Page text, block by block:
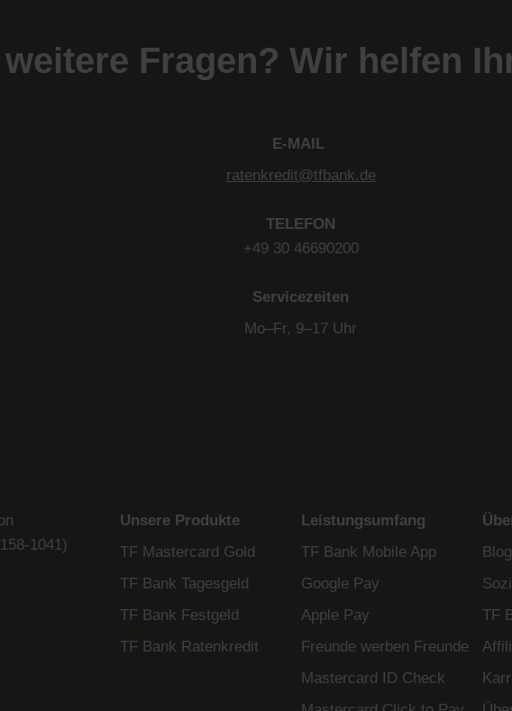
Fragen? Wir helfen
E-MAIL
ratenkredit@tfbank.de
TELEFON
+49 30 46690200
Servicezeiten
Mo–Fr, 9–17 Uhr
1041)
Unsere Produkte
TF Mastercard Gold
TF Bank Tagesgeld
TF Bank Festgeld
TF Bank Ratenkredit
Leistungsumfang
TF Bank Mobile App
Google Pay
Apple Pay
Freunde werben Freunde
Mastercard ID Check
Blog
TF